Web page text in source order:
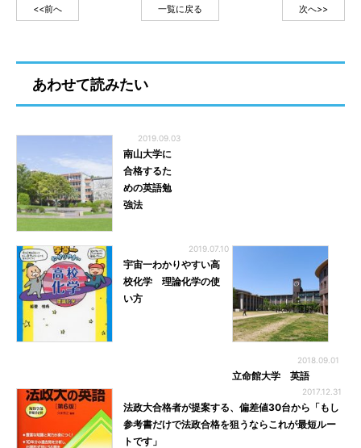
<<前へ 一覧に戻る 次へ>>
あわせて読みたい
2019.09.03
南山大学に
合格するた
めの英語勉
強法
2019.07.10
宇宙一わかりやすい高
校化学 理論化学の使
い方
2018.09.01
立命館大学 英語
2017.12.31
法政大合格者が提案する、偏差値30台から「もし
参考書だけで法政合格を狙うならこれが最短ルー
トです」